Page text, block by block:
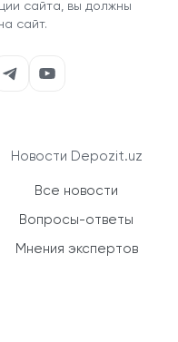
сайта, вы должны
сайт.
Новости Depozit.uz
Все новости
Вопросы-ответы
Мнения экспертов